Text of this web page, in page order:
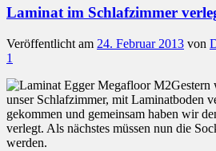
Laminat im Schlafzimmer
Veröffentlicht am 24. Februar 2013 von
1
Gestern
unser Schlafzimmer, mit Laminatboden
gekommen und gemeinsam haben wir
verlegt. Als nächstes müssen nun die
werden.